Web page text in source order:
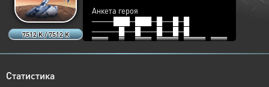
7512 K / 7512 K
Анкета героя
────███─███─█──█─█
─────█──█───█──█─█
███──█──███─████─████─███
─────█──█───█──█─█──█
Статистика